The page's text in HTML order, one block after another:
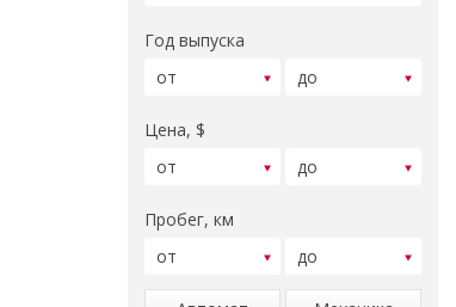
Год выпуска
Цена, $
Пробег, км